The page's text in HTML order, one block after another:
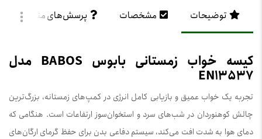
توضیحات مشخصات پرسش‌های متداول
کیسه خواب زمستانی بابوس BABOS مدل
EN13537
تجربه یک خواب عمیق و بازیابی کامل انرژی در کمپ‌های زمستانه، بزرگ‌ترین
چالش کوهنوردان در شب‌های سرد و استخوان‌سوز ارتفاعات است. هنگامی که
دمای هوا به شدت افت می‌کند، سیستم دفاعی بدن برای حفظ گرمای ارگان‌های